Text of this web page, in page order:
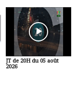
JT de 20H du 05 août
2026